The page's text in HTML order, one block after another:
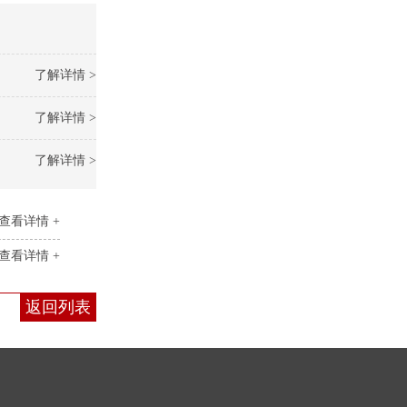
了解详情 >
了解详情 >
了解详情 >
看详情 +
看详情 +
返回列表